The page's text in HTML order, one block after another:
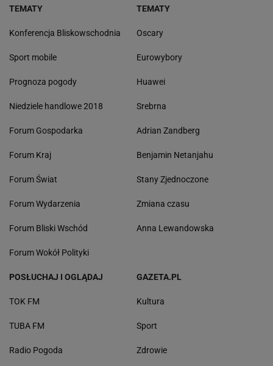
TEMATY
Konferencja Bliskowschodnia
Sport mobile
Prognoza pogody
Niedziele handlowe 2018
Forum Gospodarka
Forum Kraj
Forum Świat
Forum Wydarzenia
Forum Bliski Wschód
Forum Wokół Polityki
TEMATY
Oscary
Eurowybory
Huawei
Srebrna
Adrian Zandberg
Benjamin Netanjahu
Stany Zjednoczone
Zmiana czasu
Anna Lewandowska
POSŁUCHAJ I OGLĄDAJ
TOK FM
TUBA FM
Radio Pogoda
GAZETA.PL
Kultura
Sport
Zdrowie